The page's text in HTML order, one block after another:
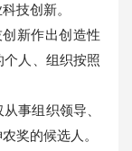
技创新。
新作出创造性
人、组织按照
事组织领导、
奖的候选人。